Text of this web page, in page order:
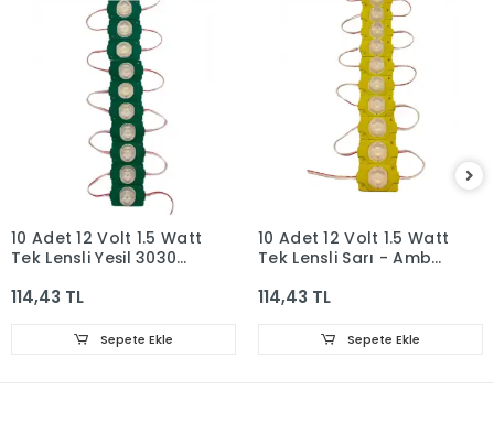
10 Adet 12 Volt 1.5 Watt
Tek Lensli Yeşil 3030
114,43 TL
Sepete Ekle
10 Adet 12 Volt 1.5 Watt
Tek Lensli Sarı - Amber
114,43 TL
Sepete Ekle